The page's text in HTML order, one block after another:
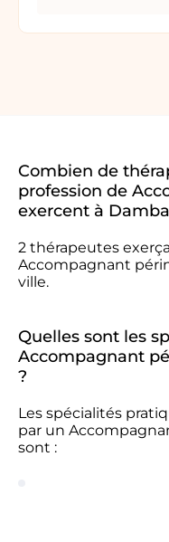
Combien de
profession de
exercent à
2 thérapeutes
Accompagnant
ville.
Quelles sont les
Accompagnant
?
Les spécialités
par un
sont :